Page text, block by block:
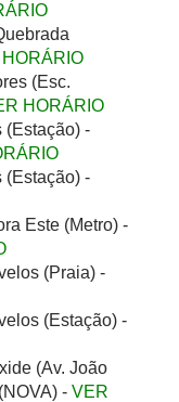
(Esc.
HORÁRIO
(Estação) -
(Estação) -
Este (Metro) -
(Praia) -
(Estação) -
(Av. João
- VER